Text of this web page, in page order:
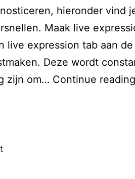
hieronder vind
Maak live
live expression tab aan de
Deze wordt
zijn om… Continue reading6